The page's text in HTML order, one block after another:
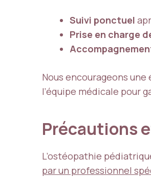
Suivi ponctuel
Prise en charge
Nous encourageons
l’équipe médicale pour
Précautions
L’ostéopathie
par un professionnel